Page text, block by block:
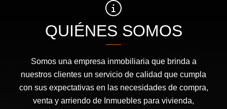
QUIÉNES SOMOS
Somos una empresa inmobiliaria que brinda a
nuestros clientes un servicio de calidad que cumpla
con sus expectativas en las necesidades de compra,
venta y arriendo de Inmuebles para vivienda,